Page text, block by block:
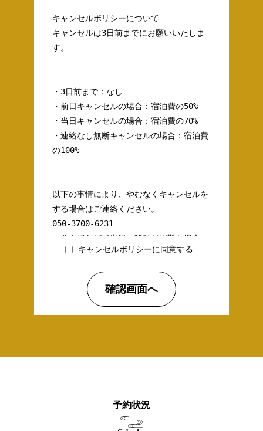
キャンセルポリシーについて
キャンセルは3日前までにお願いいたしま
す。
・3日前まで：なし
・前日キャンセルの場合：宿泊費の50%
・当日キャンセルの場合：宿泊費の70%
・連絡なし無断キャンセルの場合：宿泊費
の100%
以下の事情により、やむなくキャンセルを
する場合はご連絡ください。
050-3700-6231
・悪天候などで当日の移動が困難な場合
キャンセルポリシーに同意する
予約状況